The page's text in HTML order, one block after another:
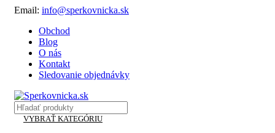
Email: info@sperkovnicka.sk
Obchod
Blog
O nás
Kontakt
Sledovanie objednávky
VYBRAŤ KATEGÓRIU